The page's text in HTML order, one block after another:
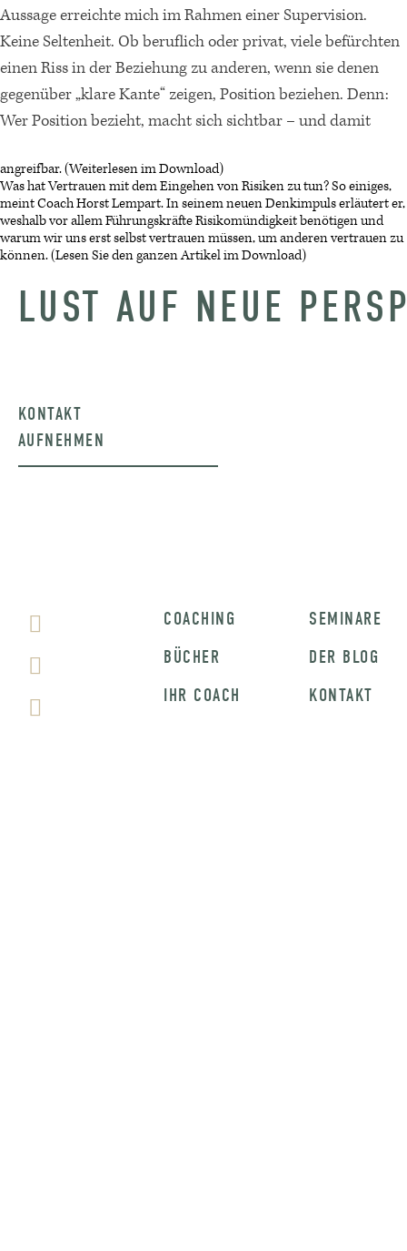
Aussage erreichte mich im Rahmen einer Supervision.
Keine Seltenheit. Ob beruflich oder privat, viele befürchten
einen Riss in der Beziehung zu anderen, wenn sie denen
gegenüber „klare Kante“ zeigen, Position beziehen. Denn:
Wer Position bezieht, macht sich sichtbar – und damit
angreifbar. (Weiterlesen im Download)
Was hat Vertrauen mit dem Eingehen von Risiken zu tun? So einiges,
meint Coach Horst Lempart. In seinem neuen Denkimpuls erläutert er,
weshalb vor allem Führungskräfte Risikomündigkeit benötigen und
warum wir uns erst selbst vertrauen müssen, um anderen vertrauen zu
können. (Lesen Sie den ganzen Artikel im Download)
LUST AUF NEUE
KONTAKT
AUFNEHMEN
COACHING
BÜCHER
IHR COACH
SEMINARE
DER BLOG
KONTAKT